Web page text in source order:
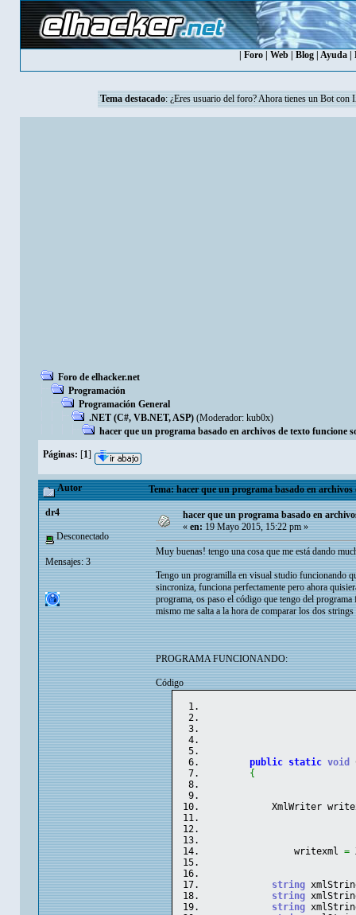
Foro Web Blog Ayuda
Tema destacado: ¿Eres usuario del foro? Ahora tienes un Bot con
Foro de elhacker.net
Programación
Programación General
.NET (C#, VB.NET, ASP) (Moderador: kub0x)
hacer que un programa basado en archivos de texto funcione
Páginas: [1]
Autor Tema: hacer que un programa basado en
dr4
Desconectado
Mensajes: 3
hacer que un programa basado en
«en:19 Mayo 2015, 15:22 pm »
Muy buenas! tengo una cosa que me está dando
Tengo un programilla en visual studio funcionando
sincroniza, funciona perfectamente pero ahora
programa, os paso el código que tengo del
mismo me salta a la hora de comparar los dos
PROGRAMA FUNCIONANDO:
Código
public static void
{
XmlWriter
writexml =
string
string
string